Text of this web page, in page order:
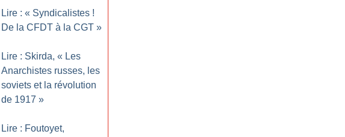
Lire : « Syndicalistes !
De la CFDT à la CGT »
Lire : Skirda, « Les
Anarchistes russes, les
soviets et la révolution
de 1917 »
Lire : Foutoyet,